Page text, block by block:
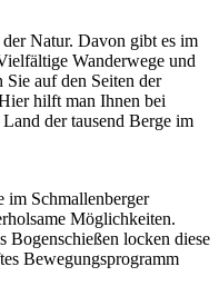
Natur. Davon gibt es im
Wanderwege und
auf den Seiten der
hilft man Ihnen bei
der tausend Berge im
im Schmallenberger
Möglichkeiten.
Bogenschießen locken diese
Bewegungsprogramm